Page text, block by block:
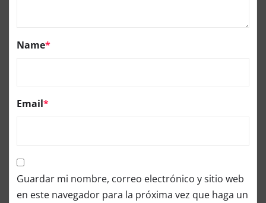
Name*
Email*
Guardar mi nombre, correo electrónico y sitio web
en este navegador para la próxima vez que haga un